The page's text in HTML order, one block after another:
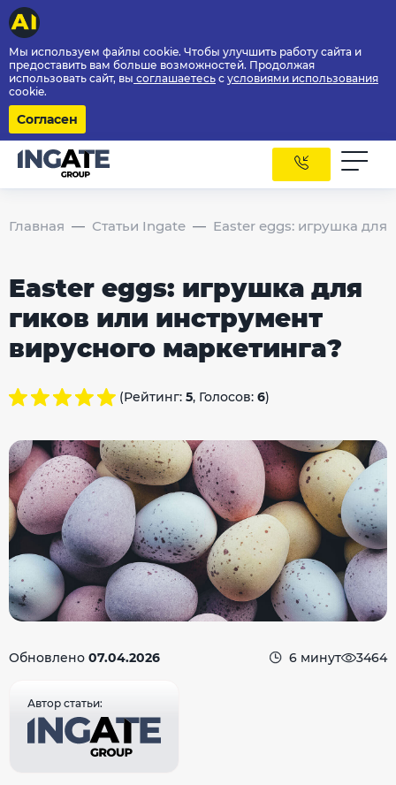
Мы используем файлы cookie. Чтобы улучшить работу сайта и
предоставить вам больше возможностей. Продолжая
использовать сайт, вы соглашаетесь с условиями использования
cookie.
Согласен
Главная Статьи Ingate Easter eggs: игрушка для
Easter eggs: игрушка для
гиков или инструмент
вирусного маркетинга?
(Рейтинг: 5, Голосов: 6)
Обновлено 07.04.2026 6 минут 3464
Автор статьи: